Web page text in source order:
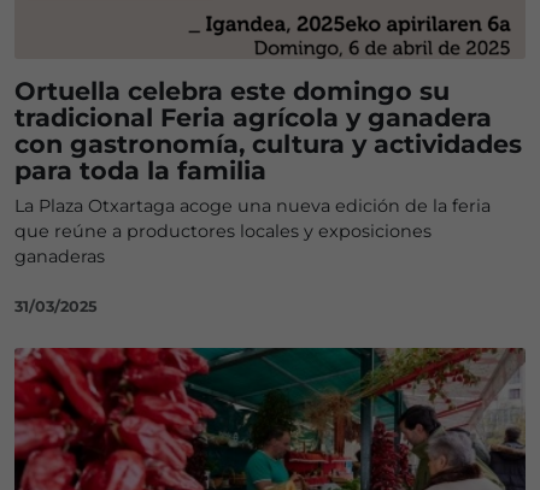
Ortuella celebra este domingo su
tradicional Feria agrícola y ganadera
con gastronomía, cultura y actividades
para toda la familia
La Plaza Otxartaga acoge una nueva edición de la feria
que reúne a productores locales y exposiciones
ganaderas
31/03/2025